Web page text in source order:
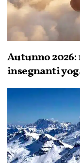
Autunno
insegnanti